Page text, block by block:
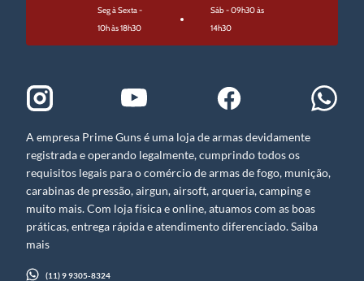
Seg à Sexta -
10h às 18h30
Sáb - 09h30 às
14h30
A empresa Prime Guns é uma loja de armas devidamente
registrada e operando legalmente, cumprindo todos os
requisitos legais para o comércio de armas de fogo, munição,
carabinas de pressão, airgun, airsoft, arqueria, camping e
muito mais. Com loja física e online, atuamos com as boas
práticas, entrega rápida e atendimento diferenciado. Saiba
mais
(11) 9 9305-8324